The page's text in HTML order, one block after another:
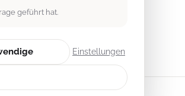
geführt hat.
Einstellungen